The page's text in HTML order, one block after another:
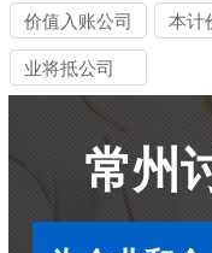
价值入账公司 本计
业将抵公司
常州